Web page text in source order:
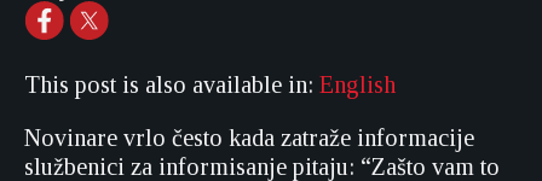
This post is also available in: English
Novinare vrlo često kada zatraže informacije
službenici za informisanje pitaju: “Zašto vam to